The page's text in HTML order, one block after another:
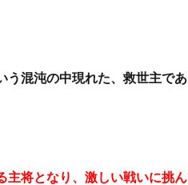
う混沌の中現れた、救世主で
将となり、激しい戦いに挑ん